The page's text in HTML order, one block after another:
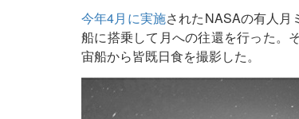
今年4月に実施されたNASAの有人月
船に搭乗して月への往還を行った。
宙船から皆既日食を撮影した。